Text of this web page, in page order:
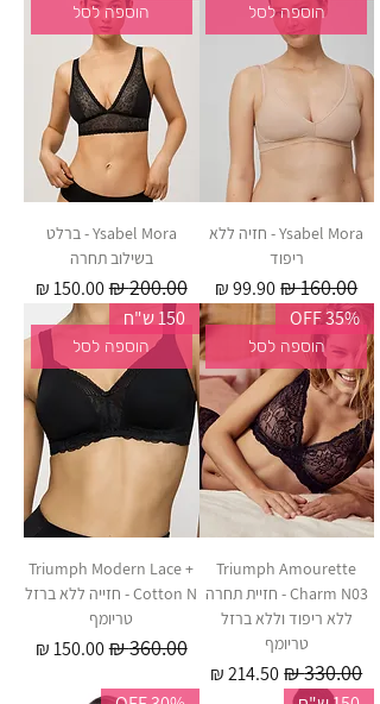
הוספה לסל
Ysabel Mora - חזיה ללא
ריפוד
מחיר רגיל‏160.00 ‏₪ מחיר מבצע
הוספה לסל
Ysabel Mora - ברלט
בשילוב תחרה
מחיר רגיל‏200.00 ‏₪ מחיר מבצע‏150.00 ‏₪
הוספה לסל
35% OFF
Triumph Amourette
Charm N03 - חזיית תחרה
ללא ריפוד וללא ברזל
טריומף
מחיר רגיל‏330.00 ‏₪ מחיר מבצע
הוספה לסל
150 ש"ח
Triumph Modern Lace +
Cotton N - חזייה ללא ברזל
טריומף
מחיר רגיל‏360.00 ‏₪ מחיר מבצע‏150.00 ‏₪